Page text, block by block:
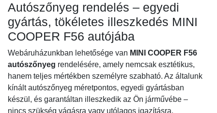
Autószőnyeg rendelés – egyedi
gyártás, tökéletes illeszkedés MINI
COOPER F56 autójába
Webáruházunkban lehetősége van MINI COOPER F56
autószőnyeg rendelésére, amely nemcsak esztétikus,
hanem teljes mértékben személyre szabható. Az általunk
kínált autószőnyeg méretpontos, egyedi gyártásban
készül, és garantáltan illeszkedik az Ön járművébe –
nincs szükség vágásra vagy utólagos igazításra.